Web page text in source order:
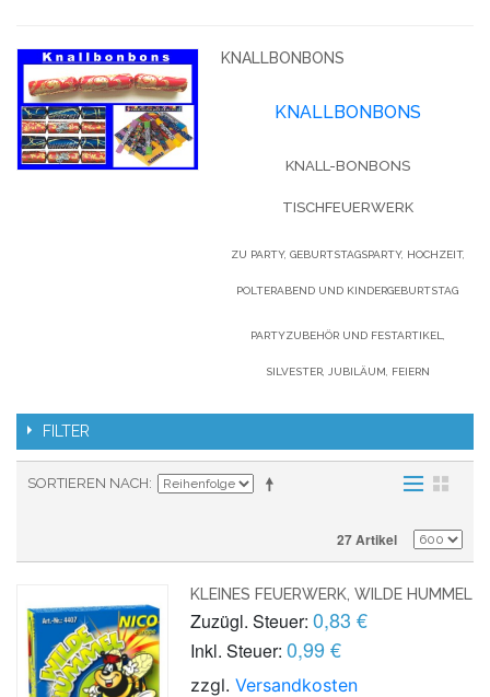
KNALLBONBONS
KNALLBONBONS
KNALL-BONBONS
TISCHFEUERWERK
ZU PARTY, GEBURTSTAGSPARTY, HOCHZEIT,
POLTERABEND UND KINDERGEBURTSTAG
PARTYZUBEHÖR UND FESTARTIKEL,
SILVESTER, JUBILÄUM, FEIERN
FILTER
SORTIEREN NACH
27 Artikel
KLEINES FEUERWERK, WILDE HUMMEL
Zuzügl. Steuer: 0,83 €
Inkl. Steuer: 0,99 €
zzgl.Versandkosten